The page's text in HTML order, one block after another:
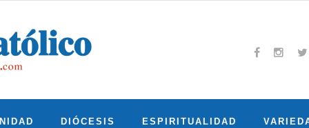
DIÓCESIS ESPIRITUALIDAD